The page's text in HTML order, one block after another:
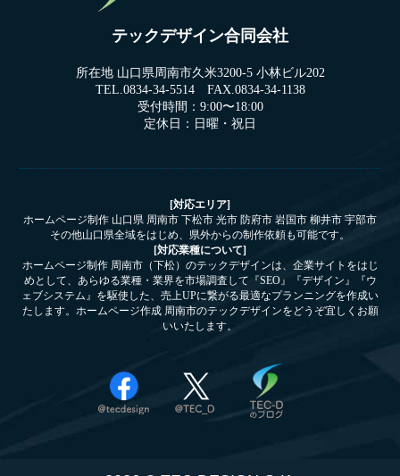
テックデザイン合同会社
所在地 山口県周南市久米3200-5 小林ビル202
TEL.0834-34-5514 FAX.0834-34-1138
受付時間：9:00〜18:00
定休日：日曜・祝日
[対応エリア]
ホームページ制作 山口県 周南市 下松市 光市 防府市 岩国市 柳井市 宇部市
その他山口県全域をはじめ、県外からの制作依頼も可能です。
[対応業種について]
ホームページ制作 周南市（下松）のテックデザインは、企業サイトをはじ
めとして、あらゆる業種・業界を市場調査して『SEO』『デザイン』『ウ
ェブシステム』を駆使した、売上UPに繋がる最適なプランニングを作成い
たします。ホームページ作成 周南市のテックデザインをどうぞ宜しくお願
いいたします。